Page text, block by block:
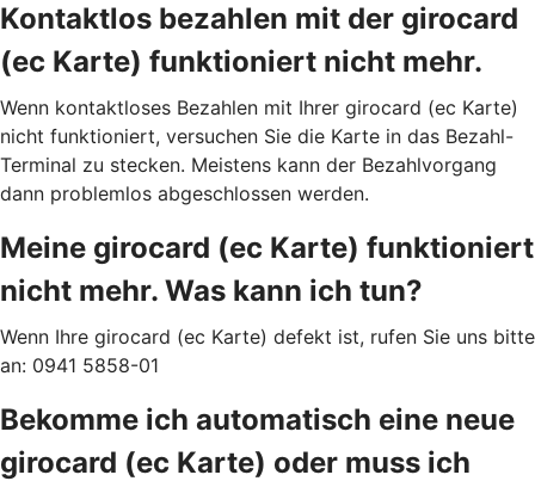
Kontaktlos bezahlen mit der girocard
(ec Karte) funktioniert nicht mehr.
Wenn kontaktloses Bezahlen mit Ihrer girocard (ec Karte)
nicht funktioniert, versuchen Sie die Karte in das Bezahl-
Terminal zu stecken. Meistens kann der Bezahlvorgang
dann problemlos abgeschlossen werden.
Meine girocard (ec Karte) funktioniert
nicht mehr. Was kann ich tun?
Wenn Ihre girocard (ec Karte) defekt ist, rufen Sie uns bitte
an: 0941 5858-01
Bekomme ich automatisch eine neue
girocard (ec Karte) oder muss ich